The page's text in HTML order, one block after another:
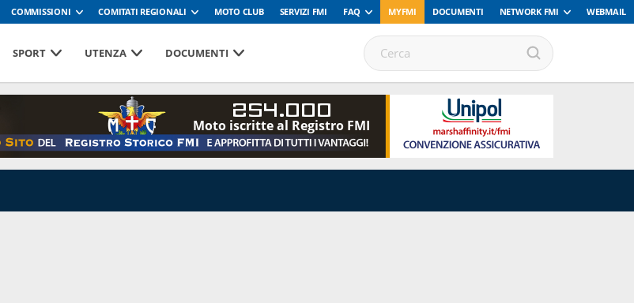
COMMISSIONI COMITATI REGIONALI MOTO CLUB SERVIZI FMI FAQ MYFMI DOCUMENTI NETWORK FMI WEBMAIL
SPORT UTENZA DOCUMENTI
254.000
Moto iscritte al Registro FMI